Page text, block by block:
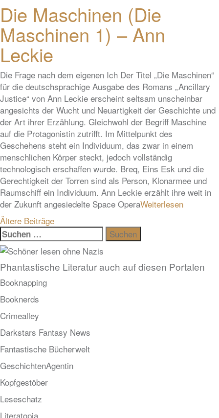
Die Maschinen (Die
Maschinen 1) – Ann
Leckie
Die Frage nach dem eigenen Ich Der Titel „Die Maschinen“
für die deutschsprachige Ausgabe des Romans „Ancillary
Justice“ von Ann Leckie erscheint seltsam unscheinbar
angesichts der Wucht und Neuartigkeit der Geschichte und
der Art ihrer Erzählung. Gleichwohl der Begriff Maschine
auf die Protagonistin zutrifft. Im Mittelpunkt des
Geschehens steht ein Individuum, das zwar in einem
menschlichen Körper steckt, jedoch vollständig
technologisch erschaffen wurde. Breq, Eins Esk und die
Gerechtigkeit der Torren sind als Person, Klonarmee und
Raumschiff ein Individuum. Ann Leckie erzählt ihre weit in
der Zukunft angesiedelte Space OperaWeiterlesen
Beitragsnavigation
Ältere Beiträge
Suchen
nach:
Phantastische Literatur auch auf diesen Portalen
Booknapping
Booknerds
Crimealley
Darkstars Fantasy News
Fantastische Bücherwelt
GeschichtenAgentin
Kopfgestöber
Leseschatz
Literatopia